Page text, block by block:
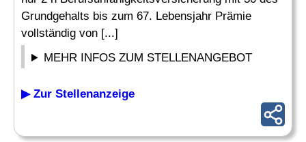
Grundgehalts bis zum 67. Lebensjahr Prämie
vollständig von [...]
MEHR INFOS ZUM STELLENANGEBOT
▶ Zur Stellenanzeige